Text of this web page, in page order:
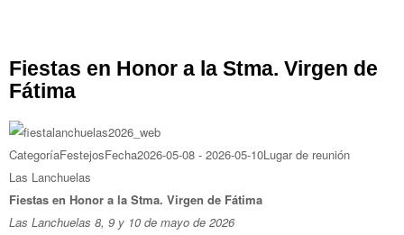
Fiestas en Honor a la Stma. Virgen de
Fátima
CategoríaFestejosFecha2026-05-08 - 2026-05-10Lugar de reunión
Las Lanchuelas
Fiestas en Honor a la Stma. Virgen de Fátima
Las Lanchuelas 8, 9 y 10 de mayo de 2026